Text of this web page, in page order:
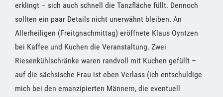
erklingt – sich auch schnell die Tanzfläche füllt. Dennoch
sollten ein paar Details nicht unerwähnt bleiben. An
Allerheiligen (Freitgnachmittag) eröffnete Klaus Oyntzen
bei Kaffee und Kuchen die Veranstaltung. Zwei
Riesenkühlschränke waren randvoll mit Kuchen gefüllt –
auf die sächsische Frau ist eben Verlass (ich entschuldige
mich bei den emanzipierten Männern, die eventuell